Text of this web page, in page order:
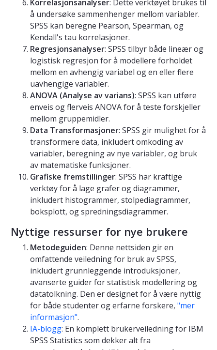
Korrelasjonsanalyser: Dette verktøyet brukes til
å undersøke sammenhenger mellom variabler.
SPSS kan beregne Pearson, Spearman, og
Kendall's tau korrelasjoner.
Regresjonsanalyser: SPSS tilbyr både lineær og
logistisk regresjon for å modellere forholdet
mellom en avhengig variabel og en eller flere
uavhengige variabler.
ANOVA (Analyse av varians): SPSS kan utføre
enveis og flerveis ANOVA for å teste forskjeller
mellom gruppemidler.
Data Transformasjoner: SPSS gir mulighet for å
transformere data, inkludert omkoding av
variabler, beregning av nye variabler, og bruk
av matematiske funksjoner.
Grafiske fremstillinger: SPSS har kraftige
verktøy for å lage grafer og diagrammer,
inkludert histogrammer, stolpediagrammer,
boksplott, og spredningsdiagrammer.
Nyttige ressurser for nye brukere
Metodeguiden: Denne nettsiden gir en
omfattende veiledning for bruk av SPSS,
inkludert grunnleggende introduksjoner,
avanserte guider for statistisk modellering og
datatolkning. Den er designet for å være nyttig
for både studenter og erfarne forskere, "mer
informasjon".
IA-blogg: En komplett brukerveiledning for IBM
SPSS Statistics som dekker alt fra